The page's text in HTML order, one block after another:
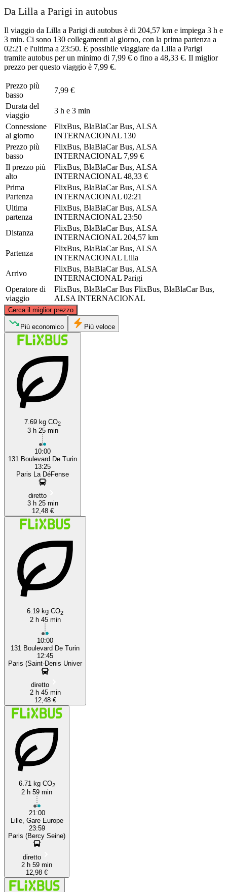
Da Lilla a Parigi in autobus
Il viaggio da Lilla a Parigi di autobus è di 204,57 km e impiega 3 h e
3 min. Ci sono 130 collegamenti al giorno, con la prima partenza a
02:21 e l'ultima a 23:50. È possibile viaggiare da Lilla a Parigi
tramite autobus per un minimo di 7,99 € o fino a 48,33 €. Il miglior
prezzo per questo viaggio è 7,99 €.
Prezzo più
basso
7,99 €
Durata del
viaggio
3 h e 3 min
Connessione
al giorno
FlixBus, BlaBlaCar Bus, ALSA
INTERNACIONAL 130
Prezzo più
basso
FlixBus, BlaBlaCar Bus, ALSA
INTERNACIONAL 7,99 €
Il prezzo più
alto
FlixBus, BlaBlaCar Bus, ALSA
INTERNACIONAL 48,33 €
Prima
Partenza
FlixBus, BlaBlaCar Bus, ALSA
INTERNACIONAL 02:21
Ultima
partenza
FlixBus, BlaBlaCar Bus, ALSA
INTERNACIONAL 23:50
Distanza
FlixBus, BlaBlaCar Bus, ALSA
INTERNACIONAL 204,57 km
Partenza
FlixBus, BlaBlaCar Bus, ALSA
INTERNACIONAL Lilla
Arrivo
FlixBus, BlaBlaCar Bus, ALSA
INTERNACIONAL Parigi
Operatore di
viaggio
FlixBus, BlaBlaCar Bus FlixBus, BlaBlaCar Bus,
ALSA INTERNACIONAL
Cerca il miglior prezzo
©CARTO , ©
Più economico Più veloce
7.69 kg CO2
3 h 25 min
10:00
131 Boulevard De Turin
13:25
Paris La DéFense
diretto
3 h 25 min
12,48 €
6.19 kg CO2
2 h 45 min
10:00
131 Boulevard De Turin
12:45
Paris (Saint-Denis Univer
diretto
2 h 45 min
12,48 €
6.71 kg CO2
2 h 59 min
21:00
Lille, Gare Europe
23:59
Paris (Bercy Seine)
diretto
2 h 59 min
12,98 €